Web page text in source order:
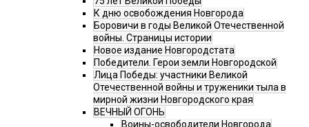
К дню освобождения Новгорода
Боровичи в годы Великой Отечественной
войны. Страницы истории
Новое издание Новгородстата
Победители. Герои земли Новгородской
Лица Победы: участники Великой
Отечественной войны и труженики тыла в
мирной жизни Новгородского края
ВЕЧНЫЙ ОГОНЬ
Воины-освободители Новгорода